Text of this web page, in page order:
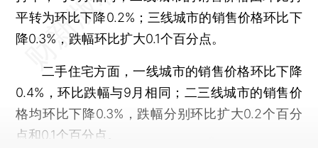
平转为环比下降0.2%；三线城市的销售价格环比下
降0.3%，跌幅环比扩大0.1个百分点。
二手住宅方面，一线城市的销售价格环比下降
0.4%，环比跌幅与9月相同；二三线城市的销售价
格均环比下降0.3%，跌幅分别环比扩大0.2个百分
点和0.1个百分点。